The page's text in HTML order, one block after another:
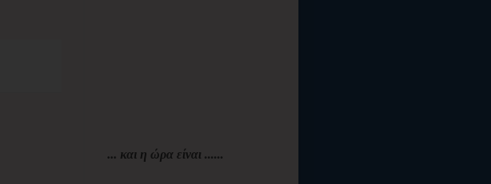
... και η ώρα είναι ......